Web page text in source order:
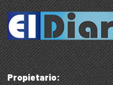
Propietario: